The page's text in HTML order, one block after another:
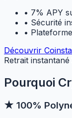
• 7% APY
• Sécurité
•
Découvrir
Retrait
Pourquoi
★ 100%